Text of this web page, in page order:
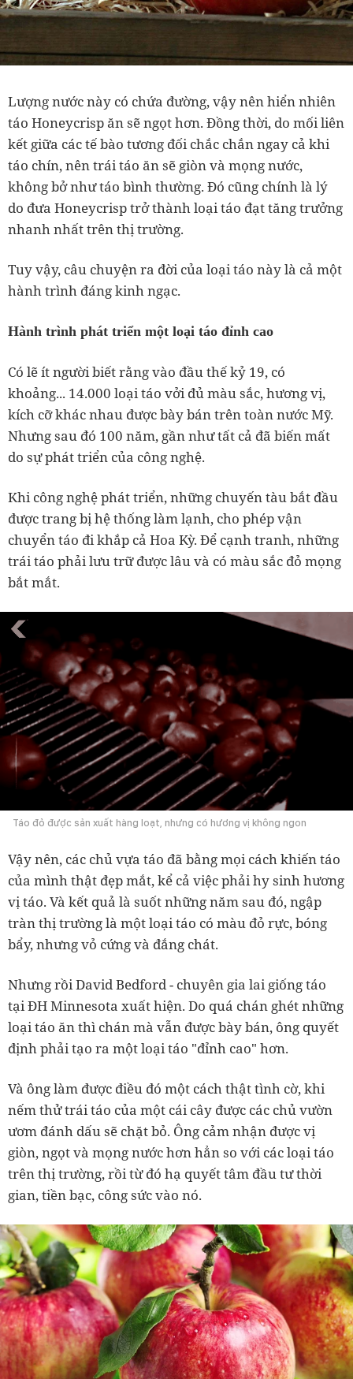
Lượng nước này có chứa đường, vậy nên hiển nhiên
táo Honeycrisp ăn sẽ ngọt hơn. Đồng thời, do mối liên
kết giữa các tế bào tương đối chắc chắn ngay cả khi
táo chín, nên trái táo ăn sẽ giòn và mọng nước,
không bở như táo bình thường. Đó cũng chính là lý
do đưa Honeycrisp trở thành loại táo đạt tăng trưởng
nhanh nhất trên thị trường.
Tuy vậy, câu chuyện ra đời của loại táo này là cả một
hành trình đáng kinh ngạc.
Hành trình phát triển một loại táo đỉnh cao
Có lẽ ít người biết rằng vào đầu thế kỷ 19, có
khoảng... 14.000 loại táo vởi đủ màu sắc, hương vị,
kích cỡ khác nhau được bày bán trên toàn nước Mỹ.
Nhưng sau đó 100 năm, gần như tất cả đã biến mất
do sự phát triển của công nghệ.
Khi công nghệ phát triển, những chuyến tàu bắt đầu
được trang bị hệ thống làm lạnh, cho phép vận
chuyển táo đi khắp cả Hoa Kỳ. Để cạnh tranh, những
trái táo phải lưu trữ được lâu và có màu sắc đỏ mọng
bắt mắt.
Táo đỏ được sản xuất hàng loạt, nhưng có hương vị không ngon
Vậy nên, các chủ vựa táo đã bằng mọi cách khiến táo
của mình thật đẹp mắt, kể cả việc phải hy sinh hương
vị táo. Và kết quả là suốt những năm sau đó, ngập
tràn thị trường là một loại táo có màu đỏ rực, bóng
bẩy, nhưng vỏ cứng và đắng chát.
Nhưng rồi David Bedford - chuyên gia lai giống táo
tại ĐH Minnesota xuất hiện. Do quá chán ghét những
loại táo ăn thì chán mà vẫn được bày bán, ông quyết
định phải tạo ra một loại táo "đỉnh cao" hơn.
Và ông làm được điều đó một cách thật tình cờ, khi
nếm thử trái táo của một cái cây được các chủ vườn
ươm đánh dấu sẽ chặt bỏ. Ông cảm nhận được vị
giòn, ngọt và mọng nước hơn hẳn so với các loại táo
trên thị trường, rồi từ đó hạ quyết tâm đầu tư thời
gian, tiền bạc, công sức vào nó.